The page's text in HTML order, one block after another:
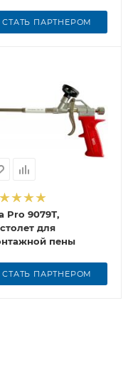
СТАТЬ ПАРТНЕРОМ
Pro 9079Т,
для
пены
СТАТЬ ПАРТНЕРОМ